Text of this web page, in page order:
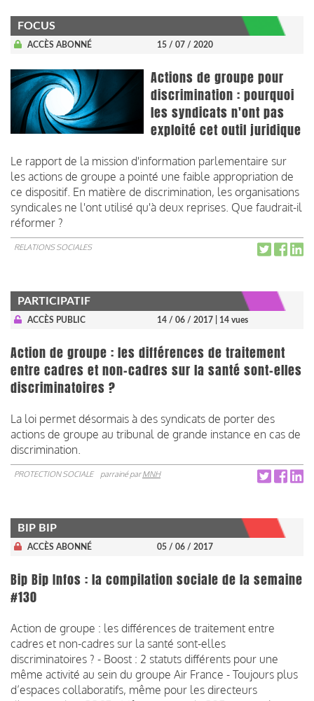
FOCUS
ACCÈS ABONNÉ 15 / 07 / 2020
Actions de groupe pour
discrimination : pourquoi
les syndicats n'ont pas
exploité cet outil juridique
Le rapport de la mission d'information parlementaire sur
les actions de groupe a pointé une faible appropriation de
ce dispositif. En matière de discrimination, les organisations
syndicales ne l'ont utilisé qu'à deux reprises. Que faudrait-il
réformer ?
RELATIONS SOCIALES
PARTICIPATIF
ACCÈS PUBLIC 14 / 06 / 2017 | 14 vues
Action de groupe : les différences de traitement
entre cadres et non-cadres sur la santé sont-elles
discriminatoires ?
La loi permet désormais à des syndicats de porter des
actions de groupe au tribunal de grande instance en cas de
discrimination.
PROTECTION SOCIALE parrainé parMNH
BIP BIP
ACCÈS ABONNÉ 05 / 06 / 2017
Bip Bip Infos : la compilation sociale de la semaine
#130
Action de groupe : les différences de traitement entre
cadres et non-cadres sur la santé sont-elles
discriminatoires ? - Boost : 2 statuts différents pour une
même activité au sein du groupe Air France - Toujours plus
d’espaces collaboratifs, même pour les directeurs